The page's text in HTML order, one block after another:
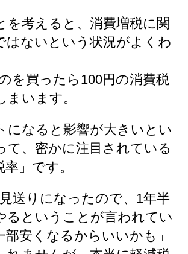
を考えると、消費増税に関
はないという状況がよくわ
を買ったら100円の消費税
います。
になると影響が大きいとい
て、密かに注目されている
」です。
送りになったので、1年半
るということが言われてい
部安くなるからいいかも」